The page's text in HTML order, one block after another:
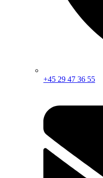
+45 29 47 36 55